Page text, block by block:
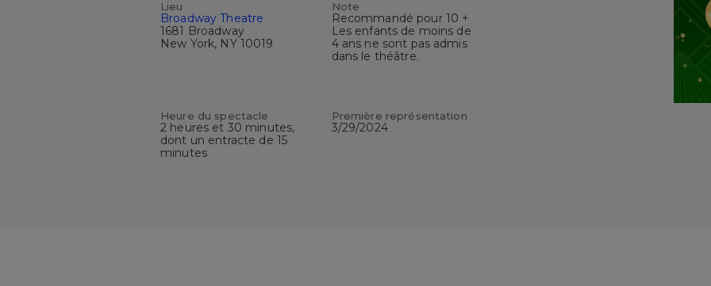
Lieu
Broadway Theatre
1681 Broadway
New York, NY 10019
Note
Recommandé pour 10 +
Les enfants de moins de
4 ans ne sont pas admis
dans le théâtre.
Heure du spectacle
2 heures et 30 minutes,
dont un entracte de 15
minutes
Première représentation
3/29/2024